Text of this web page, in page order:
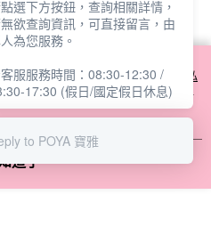
排行
使用 cookie 方式之詳情，及若您不希
的 cookie 設定，請參閱本網站「
隱私
網站即表示您同意本公司得按本網站使
道了
選下方按鈕，查詢相關詳情，
欲查詢資訊，可直接留言，由
為您服務。
服服務時間：08:30-12:30 /
17:30 (假日/國定假日休息)
to POYA 寶雅